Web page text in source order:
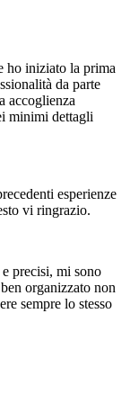
ho iniziato la prima
da parte
accoglienza
minimi dettagli
esperienze
vi ringrazio.
precisi, mi sono
organizzato non
sempre lo stesso